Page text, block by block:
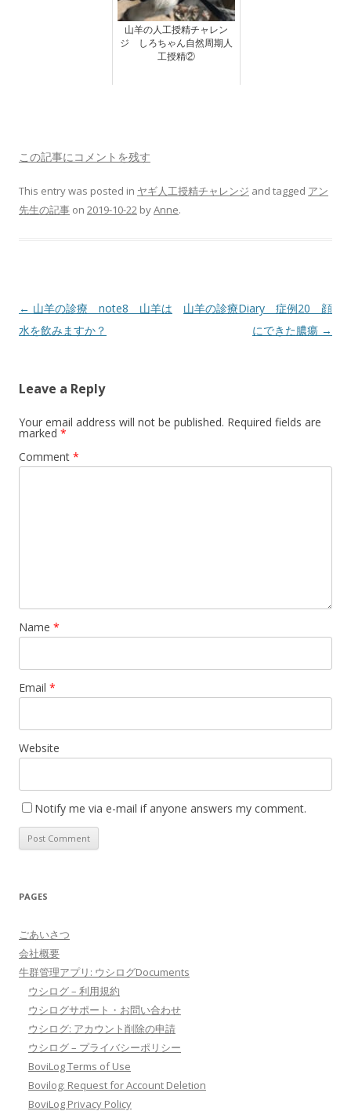
山羊の人工授精チャレン
ジ しろちゃん自然周期人
工授精②
この記事にコメントを残す
This entry was posted in ヤギ人工授精チャレンジ and tagged アン
先生の記事 on 2019-10-22 byAnne.
Post
navigation
← 山羊の診療 note8 山羊は
水を飲みますか？
山羊の診療Diary 症例20 顔
にできた膿瘍 →
Leave a Reply
Your email address will not be published. Required fields are
marked *
Comment *
Name *
Email *
Website
Notify me via e-mail if anyone answers my comment.
PAGES
ごあいさつ
会社概要
牛群管理アプリ: ウシログDocuments
ウシログ – 利用規約
ウシログサポート・お問い合わせ
ウシログ: アカウント削除の申請
ウシログ – プライバシーポリシー
BoviLog Terms of Use
Bovilog: Request for Account Deletion
BoviLog Privacy Policy